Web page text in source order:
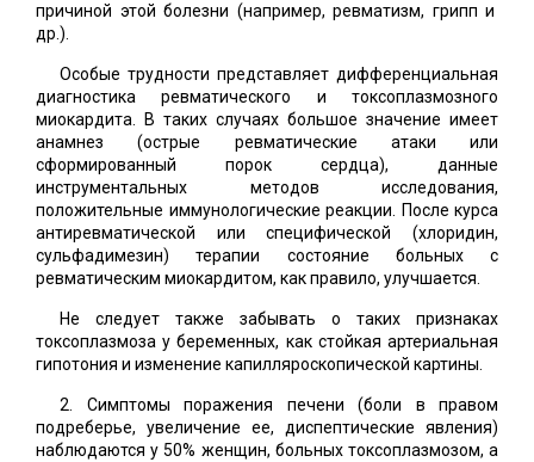
причиной этой болезни (например, ревматизм, грипп и
др.).
Особые трудности представляет дифференциальная
диагностика ревматического и токсоплазмозного
миокардита. В таких случаях большое значение имеет
анамнез (острые ревматические атаки или
сформированный порок сердца), данные
инструментальных методов исследования,
положительные иммунологические реакции. После курса
антиревматической или специфической (хлоридин,
сульфадимезин) терапии состояние больных с
ревматическим миокардитом, как правило, улучшается.
Не следует также забывать о таких признаках
токсоплазмоза у беременных, как стойкая артериальная
гипотония и изменение капилляроскопической картины.
2. Симптомы поражения печени (боли в правом
подреберье, увеличение ее, диспептические явления)
наблюдаются у 50% женщин, больных токсоплазмозом, а